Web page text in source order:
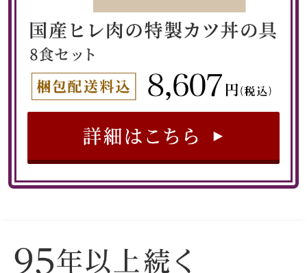
BOGARD 最新号はこちら
ルーム･アン
アンダーウェア